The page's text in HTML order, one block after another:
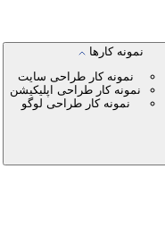
نمونه کارها
نمونه کار طراحی سایت
نمونه کار طراحی اپلیکیشن
نمونه کار طراحی لوگو